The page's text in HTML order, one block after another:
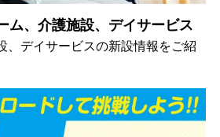
ム、介護施設、デイサービス
、デイサービスの新設情報をご紹